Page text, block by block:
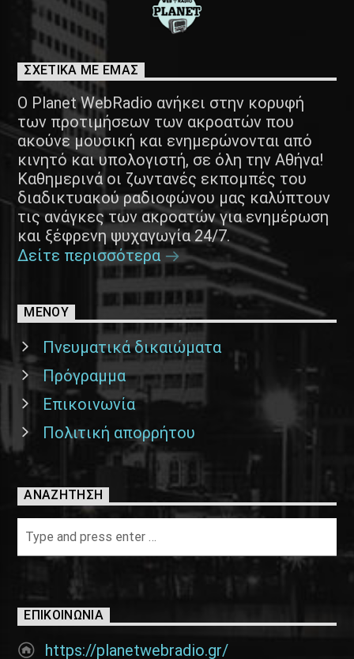
ΣΧΕΤΙΚΑ ΜΕ ΕΜΑΣ
Ο Planet WebRadio ανήκει στην κορυφή
των προτιμήσεων των ακροατών που
ακούνε μουσική και ενημερώνονται από
κινητό και υπολογιστή, σε όλη την Αθήνα!
Καθημερινά οι ζωντανές εκπομπές του
διαδικτυακού ραδιοφώνου μας καλύπτουν
τις ανάγκες των ακροατών για ενημέρωση
και ξέφρενη ψυχαγωγία 24/7.
Δείτε περισσότερα
ΜΕΝΟΥ
Πνευματικά δικαιώματα
Πρόγραμμα
Επικοινωνία
Πολιτική απορρήτου
ΑΝΑΖΉΤΗΣΗ
ΕΠΙΚΟΙΝΩΝΊΑ
https://planetwebradio.gr/